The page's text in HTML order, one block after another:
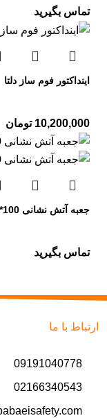
تماس بگیرید
اینداکتور فوم ساز دلتا
10,200,000 تومان
جعبه آتش نشانی 100*50 آریاکوپلینگ
تماس بگیرید
ارتباط با ما
09191040778
02166340543